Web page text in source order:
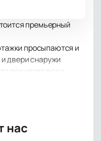
премьерный
просыпаются и
двери снаружи
пожирает все и
сквозь нее.
нас